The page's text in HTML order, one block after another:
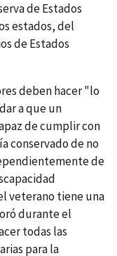
de Estados
estados, del
de Estados
deben hacer "lo
a que un
de cumplir con
conservado de no
de
veterano tiene una
durante el
todas las
para la